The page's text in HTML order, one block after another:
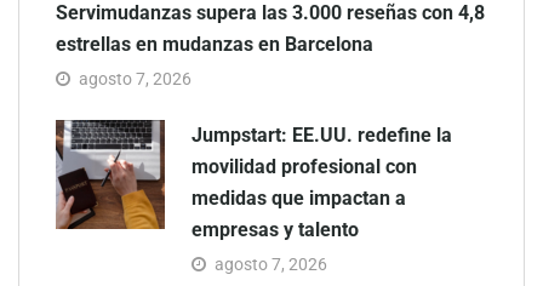
Servimudanzas supera las 3.000 reseñas con 4,8
estrellas en mudanzas en Barcelona
agosto 7, 2026
Jumpstart: EE.UU. redefine la
movilidad profesional con
medidas que impactan a
empresas y talento
agosto 7, 2026